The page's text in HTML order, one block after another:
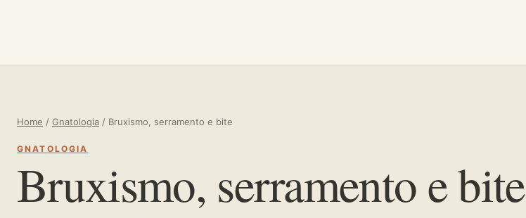
Home / Gnatologia / Bruxismo, serramento e bite
GNATOLOGIA
Bruxismo, serramento e bite